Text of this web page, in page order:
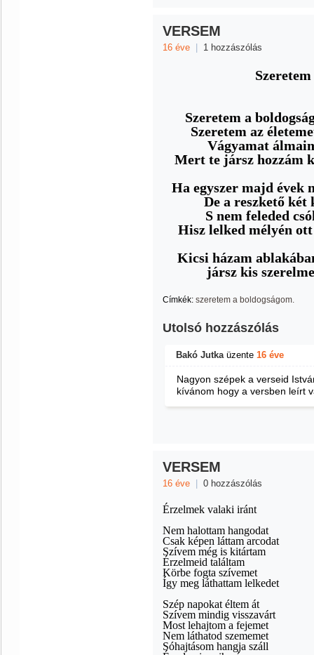
VERSEM
16 éve 1 hozzászólás
Szeretem a
Szeretem az
Vágyamat
Mert te jársz hozzám
Ha egyszer majd évek
De a reszkető
S nem feleded
Hisz lelked mélyén
Kicsi házam
jársz kis
Címkék: szeretem a boldogságom.
Utolsó hozzászólás
Bakó Jutkaüzente 16 éve
Nagyon szépek a verseid
kívánom hogy a versben leírt
VERSEM
16 éve 0 hozzászólás
Érzelmek valaki iránt
Nem halottam hangodat
Csak képen láttam arcodat
Szívem még is kitártam
Érzelmeid találtam
Körbe fogta szívemet
Így meg láthattam lelkedet
Szép napokat éltem át
Szívem mindig visszavárt
Most lehajtom a fejemet
Nem láthatod szememet
Sóhajtásom hangja száll